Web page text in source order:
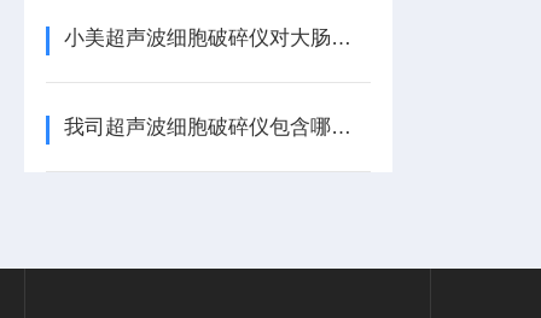
小美超声波细胞破碎仪对大肠杆菌样品的前处理破碎
我司超声波细胞破碎仪包含哪些售后服务